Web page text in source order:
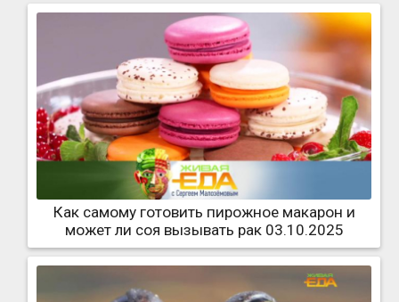
Как самому готовить пирожное макарон и
может ли соя вызывать рак 03.10.2025